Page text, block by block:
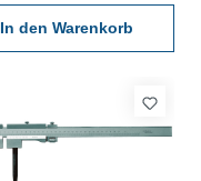
In den Warenkorb